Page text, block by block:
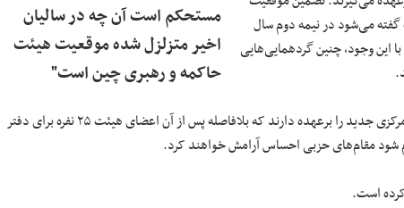
مستحکم است آن چه در سالیان
اخیر متزلزل شده موقعیت هیئت
حاکمه و رهبری چین است"
گفته می‌شود در نیمه دوم سال
این وجود، چنین گردهمایی‌هایی
این گردهمایی‌ها نقش مهمی دارند و وظیفه انتخاب نزدیک به ۴۰۰ عضو کمیته مرکزی جدید را برعهده دارند که بلافاصله پس از آن اعضای هیئت ۲۵ نفره برای دفتر
شود مقام‌های حزبی احساس آرامش خواهند کرد.
است.